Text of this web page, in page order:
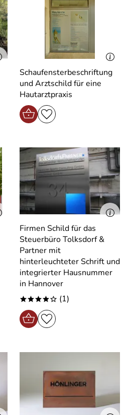
Schaufensterbeschriftung
und Arztschild für eine
Hautarztpraxis
Firmen Schild für das
Steuerbüro Tolksdorf &
Partner mit
hinterleuchteter Schrift und
integrierter Hausnummer
in Hannover
****o (1)